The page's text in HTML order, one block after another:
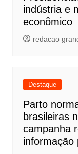
indústria e
econômico
redacao
Destaque
Parto
brasileiras
campanha
informação